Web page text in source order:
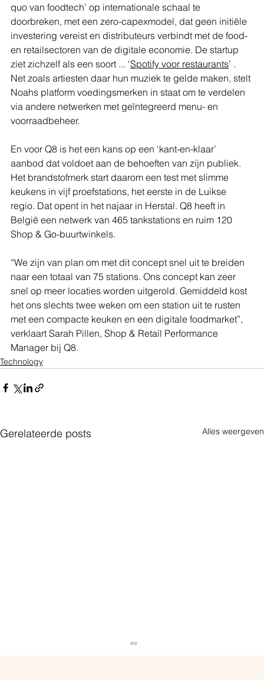
quo van foodtech’ op internationale schaal te
doorbreken, met een zero-capexmodel, dat geen initiële
investering vereist en distributeurs verbindt met de food-
en retailsectoren van de digitale economie. De startup
ziet zichzelf als een soort ... ‘Spotify voor restaurants’ .
Net zoals artiesten daar hun muziek te gelde maken, stelt
Noahs platform voedingsmerken in staat om te verdelen
via andere netwerken met geïntegreerd menu- en
voorraadbeheer.
En voor Q8 is het een kans op een ‘kant-en-klaar’
aanbod dat voldoet aan de behoeften van zijn publiek.
Het brandstofmerk start daarom een test met slimme
keukens in vijf proefstations, het eerste in de Luikse
regio. Dat opent in het najaar in Herstal. Q8 heeft in
België een netwerk van 465 tankstations en ruim 120
Shop & Go-buurtwinkels.
“We zijn van plan om met dit concept snel uit te breiden
naar een totaal van 75 stations. Ons concept kan zeer
snel op meer locaties worden uitgerold. Gemiddeld kost
het ons slechts twee weken om een station uit te rusten
met een compacte keuken en een digitale foodmarket”,
verklaart Sarah Pillen, Shop & Retail Performance
Manager bij Q8.
Technology
Gerelateerde posts Alles weergeven